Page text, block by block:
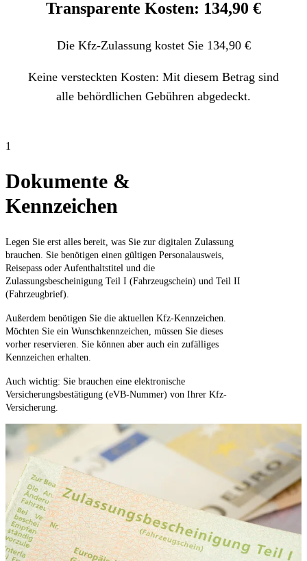
Transparente Kosten: 134,90 €
Die Kfz-Zulassung kostet Sie 134,90 €
Keine versteckten Kosten: Mit diesem Betrag sind
alle behördlichen Gebühren abgedeckt.
1
Dokumente &
Kennzeichen
Legen Sie erst alles bereit, was Sie zur digitalen Zulassung
brauchen. Sie benötigen einen gültigen Personalausweis,
Reisepass oder Aufenthaltstitel und die
Zulassungsbescheinigung Teil I (Fahrzeugschein) und Teil II
(Fahrzeugbrief).
Außerdem benötigen Sie die aktuellen Kfz-Kennzeichen.
Möchten Sie ein Wunschkennzeichen, müssen Sie dieses
vorher reservieren. Sie können aber auch ein zufälliges
Kennzeichen erhalten.
Auch wichtig: Sie brauchen eine elektronische
Versicherungsbestätigung (eVB-Nummer) von Ihrer Kfz-
Versicherung.